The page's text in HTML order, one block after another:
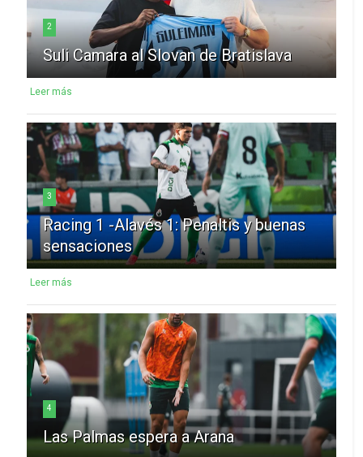
2
Suli Camara al Slovan de Bratislava
Leer más
3
Racing 1 -Alavés 1: Penaltis y buenas
sensaciones
Leer más
4
Las Palmas espera a Arana